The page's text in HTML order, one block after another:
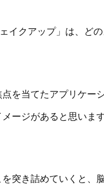
イクアップ」は、ど
を当てたアプリケー
ージがあると思いま
突き詰めていくと、